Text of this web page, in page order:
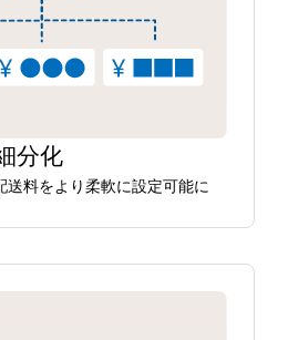
分化
送料をより柔軟に設定可能に